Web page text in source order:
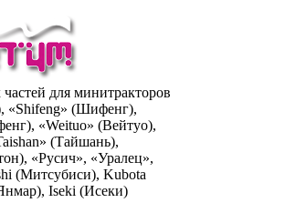
для минитракторов
«Shifeng» (Шифенг),
«Weituo» (Вейтуо),
(Тайшань),
«Русич», «Уралец»,
(Митсубиси), Kubota
Iseki (Исеки)